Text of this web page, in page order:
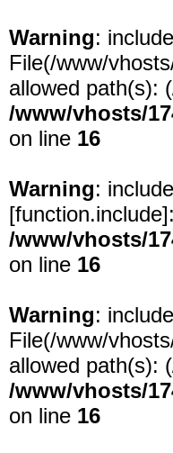
Warning:
File(/www/
allowed path(s):
/www/vhosts/
on line 16
Warning:
[function.include
/www/vhosts/
on line 16
Warning:
File(/www/
allowed path(s):
/www/vhosts/
on line 16